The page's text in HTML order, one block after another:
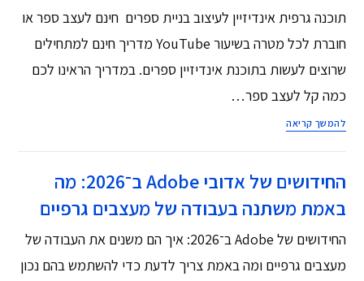
תוכנה גרפית אינדיזיין לעיצוב בניית ספרים חינם לעצב ספר או
חוברת לכל מטרה בשיעור YouTube ‏מדריך חינם למתחילים
שרוצים לעשות בתוכנת אינדיזיין ספרים. במדריך הראינו לכם
כמה קל לעצב ספר…
להמשך קריאה
החידושים של אדובי Adobe ב־2026: מה
באמת משתנה בעבודה של מעצבים גרפיים
החידושים של Adobe ב־2026: איך הם משנים את העבודה של
מעצבים גרפיים ומה באמת צריך לדעת כדי להשתמש בהם נכון